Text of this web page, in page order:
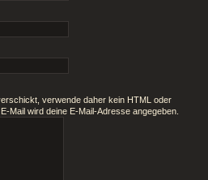
verwende daher kein HTML oder
Mail wird deine E-Mail-Adresse angegeben.